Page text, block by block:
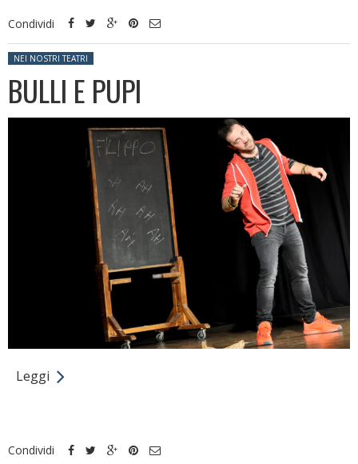
Condividi
Posted in:
NEI NOSTRI TEATRI
BULLI E PUPI
Leggi
Condividi